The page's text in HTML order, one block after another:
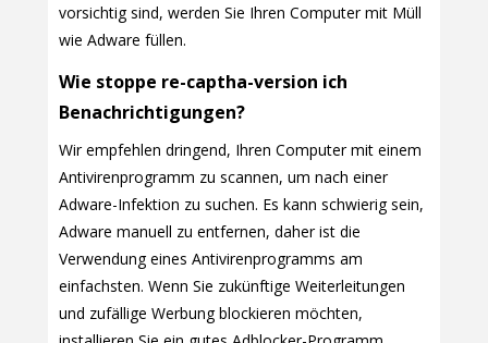
vorsichtig sind, werden Sie Ihren Computer mit Müll
wie Adware füllen.
Wie stoppe re-captha-version ich
Benachrichtigungen?
Wir empfehlen dringend, Ihren Computer mit einem
Antivirenprogramm zu scannen, um nach einer
Adware-Infektion zu suchen. Es kann schwierig sein,
Adware manuell zu entfernen, daher ist die
Verwendung eines Antivirenprogramms am
einfachsten. Wenn Sie zukünftige Weiterleitungen
und zufällige Werbung blockieren möchten,